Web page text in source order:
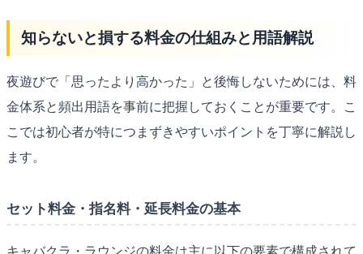
知らないと損する料金の仕組みと用語解説
夜遊びで「思ったより高かった」と後悔しないためには、料
金体系と頻出用語を事前に把握しておくことが重要です。こ
こでは初心者が特につまずきやすいポイントを丁寧に解説し
ます。
セット料金・指名料・延長料金の基本
キャバクラ・ラウンジの料金は主に以下の要素で構成されて